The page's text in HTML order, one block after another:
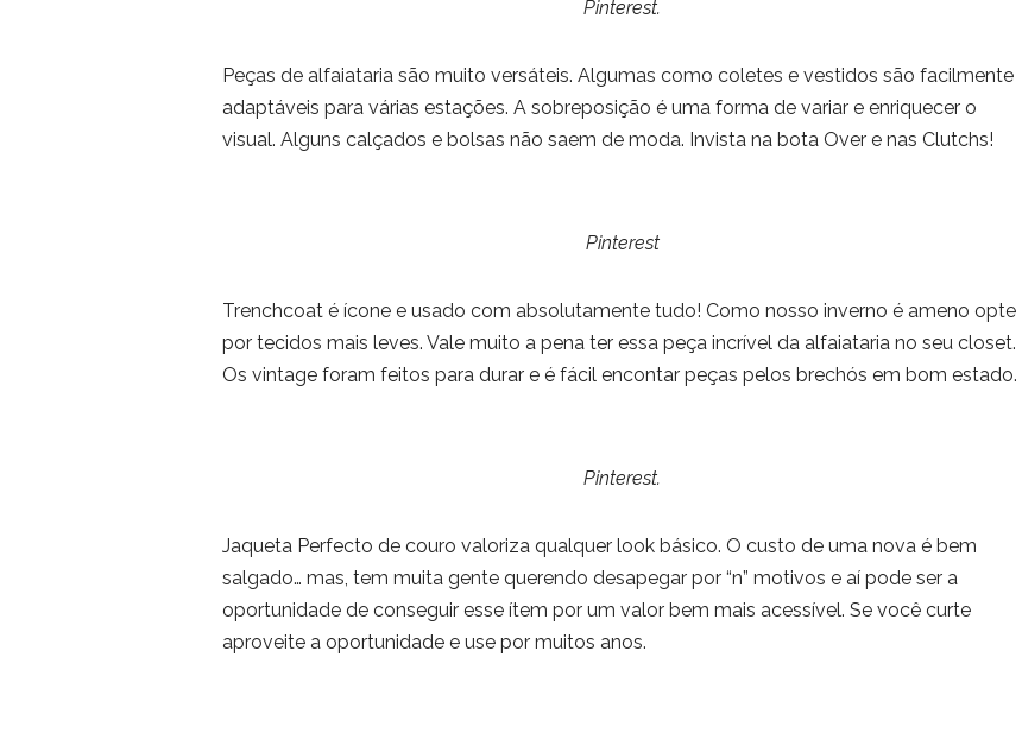
Pinterest.
Peças de alfaiataria são muito versáteis. Algumas como coletes e vestidos são facilmente
adaptáveis para várias estações. A sobreposição é uma forma de variar e enriquecer o
visual. Alguns calçados e bolsas não saem de moda. Invista na bota Over e nas Clutchs!
Pinterest
Trenchcoat é ícone e usado com absolutamente tudo! Como nosso inverno é ameno opte
por tecidos mais leves. Vale muito a pena ter essa peça incrível da alfaiataria no seu closet.
Os vintage foram feitos para durar e é fácil encontar peças pelos brechós em bom estado.
Pinterest.
Jaqueta Perfecto de couro valoriza qualquer look básico. O custo de uma nova é bem
salgado… mas, tem muita gente querendo desapegar por “n” motivos e aí pode ser a
oportunidade de conseguir esse ítem por um valor bem mais acessível. Se você curte
aproveite a oportunidade e use por muitos anos.